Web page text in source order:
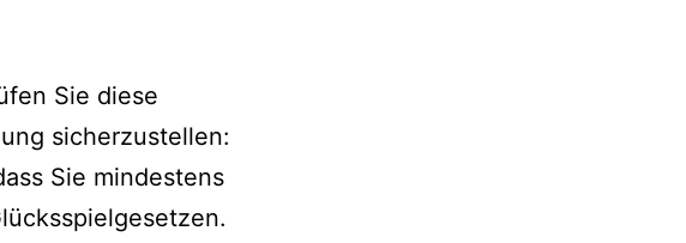
Sie diese
sicherzustellen:
Sie mindestens